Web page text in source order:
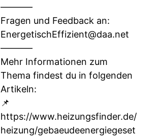
–––––––
Fragen und Feedback an:
EnergetischEffizient@daa.net
–––––––
Mehr Informationen zum
Thema findest du in folgenden
Artikeln:
📌
https://www.heizungsfinder.de/
heizung/gebaeudeenergiegeset